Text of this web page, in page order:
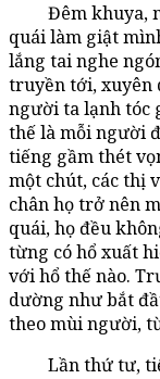
Đêm khuya,
quái làm giật
lắng tai nghe
truyền tới, xuyên
người ta lạnh tóc
thế là mỗi người
tiếng gầm thét
một chút, các thị
chân họ trở nên
quái, họ đều
từng có hổ xuất
với hổ thế nào.
dường như bắt
theo mùi người,
Lần thứ tư,